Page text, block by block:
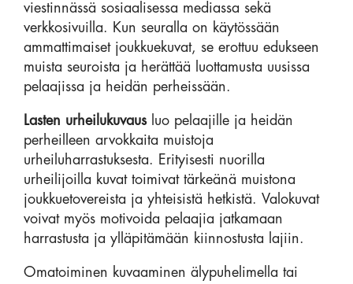
viestinnässä sosiaalisessa mediassa sekä
verkkosivuilla. Kun seuralla on käytössään
ammattimaiset joukkuekuvat, se erottuu edukseen
muista seuroista ja herättää luottamusta uusissa
pelaajissa ja heidän perheissään.
Lasten urheilukuvausluo pelaajille ja heidän
perheilleen arvokkaita muistoja
urheiluharrastuksesta. Erityisesti nuorilla
urheilijoilla kuvat toimivat tärkeänä muistona
joukkuetovereista ja yhteisistä hetkistä. Valokuvat
voivat myös motivoida pelaajia jatkamaan
harrastusta ja ylläpitämään kiinnostusta lajiin.
Omatoiminen kuvaaminen älypuhelimella tai